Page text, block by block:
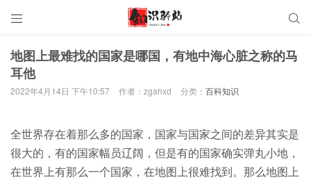
 
地图上最难找的国家是哪国，有地中海心脏之称的马
耳他
2022年4月14日 下午10:57 作者：zgahxd 分类： 百科知识
全世界存在着那么多的国家，国家与国家之间的差异其实是
很大的，有的国家幅员辽阔，但是有的国家确实弹丸小地，
在世界上有那么一个国家，在地图上很难找到。那么地图上